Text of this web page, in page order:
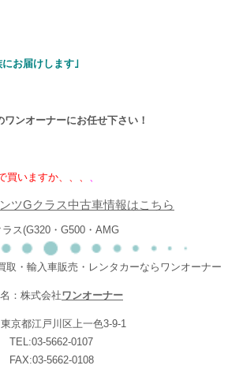
お届けします｣
ンオーナーにお任せ下さい！
いますか、、、 、
ツGクラス中古車情報はこちら
ラス(G320・G500・AMG
取・輸入車販売・レンタカーならワンオーナー
：株式会社ワンオーナー
京都江戸川区上一色3-9-1
TEL:03-5662-0107
FAX:03-5662-0108